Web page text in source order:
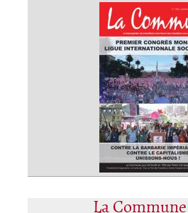
La Commune